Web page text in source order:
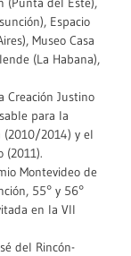
Espacio
Museo Casa
(La Habana),
Creación Justino
para la
(2010/2014) y el
(2011).
Montevideo de
55° y 56°
en la VII
del Rincón-